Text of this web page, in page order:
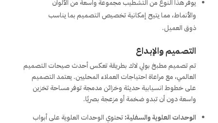
يوفر هذا النوع من التشطيب مجموعة واسعة من الألوان
والأنماط، مما يتيح إمكانية تخصيص التصميم بما يناسب
ذوق العميل.
التصميم والإبداع
تم تصميم مطبخ بولي لاك بطريقة تعكس أحدث صيحات التصميم
العالمي، مع مراعاة احتياجات العملاء المحليين. يعتمد التصميم
على خطوط انسيابية حديثة وخزائن مدمجة توفر مساحة تخزين
واسعة دون أن تبدو ضخمة أو مزعجة بصريًا.
الوحدات العلوية والسفلية:تحتوي الوحدات العلوية على أبواب